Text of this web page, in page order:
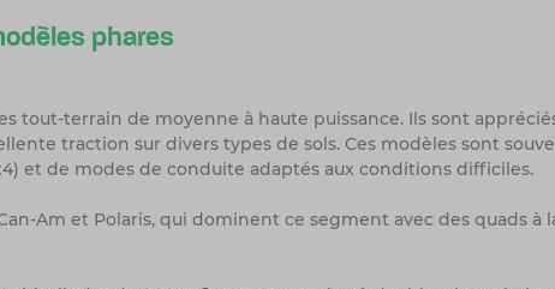
phares
tout-terrain de moyenne à haute puissance. Ils sont
traction sur divers types de sols. Ces modèles sont
et de modes de conduite adaptés aux conditions difficiles.
Am et Polaris, qui dominent ce segment avec des quads à